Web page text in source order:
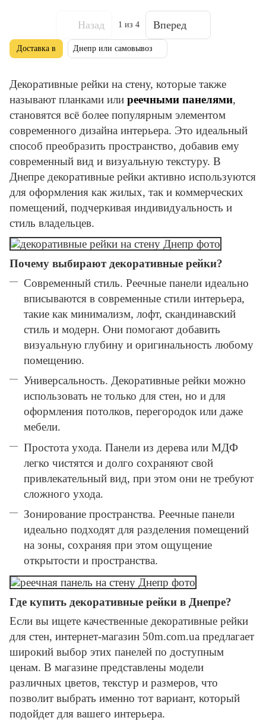
Назад 1 из 4 Вперед
Декоративные рейки на стену, которые также
называют планками или реечными панелями,
становятся всё более популярным элементом
современного дизайна интерьера. Это идеальный
способ преобразить пространство, добавив ему
современный вид и визуальную текстуру. В
Днепре декоративные рейки активно используются
для оформления как жилых, так и коммерческих
помещений, подчеркивая индивидуальность и
стиль владельцев.
Почему выбирают декоративные рейки?
Современный стиль. Реечные панели идеально
вписываются в современные стили интерьера,
такие как минимализм, лофт, скандинавский
стиль и модерн. Они помогают добавить
визуальную глубину и оригинальность любому
помещению.
Универсальность. Декоративные рейки можно
использовать не только для стен, но и для
оформления потолков, перегородок или даже
мебели.
Простота ухода. Панели из дерева или МДФ
легко чистятся и долго сохраняют свой
привлекательный вид, при этом они не требуют
сложного ухода.
Зонирование пространства. Реечные панели
идеально подходят для разделения помещений
на зоны, сохраняя при этом ощущение
открытости и пространства.
Где купить декоративные рейки в Днепре?
Если вы ищете качественные декоративные рейки
для стен, интернет-магазин 50m.com.ua предлагает
широкий выбор этих панелей по доступным
ценам. В магазине представлены модели
различных цветов, текстур и размеров, что
позволит выбрать именно тот вариант, который
подойдет для вашего интерьера.
Доставка в Днепр или самовывоз